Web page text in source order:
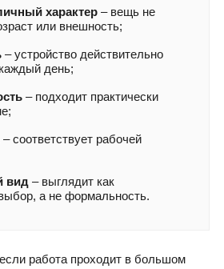
характер – вещь не
или внешность;
– устройство действительно
день;
– подходит практически
– соответствует рабочей
вид – выглядит как
а не формальность.
работа проходит в большом